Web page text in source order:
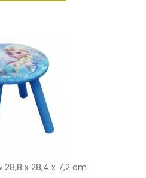
28,8 x 28,4 x 7,2 cm